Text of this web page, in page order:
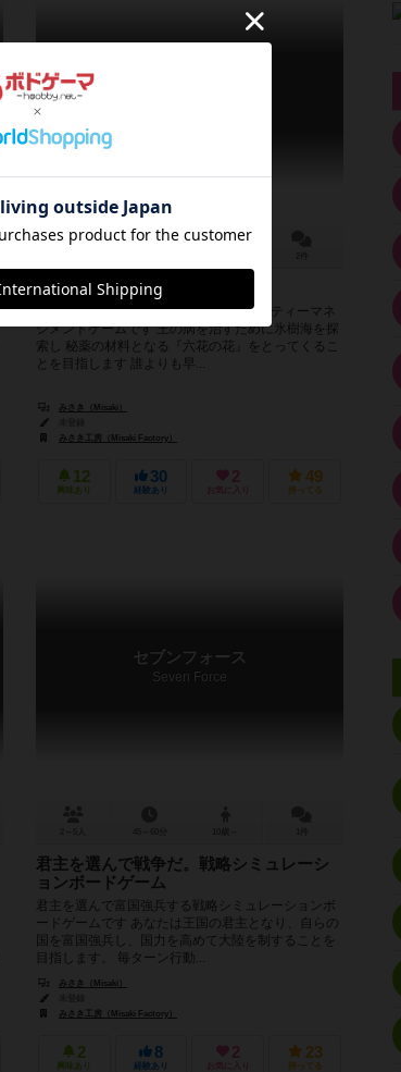
パーティーを作って冒険しよう
各々がパーティーを作って冒険するパーティーマネ
ジメントゲームです 王の病を治すために氷樹海を探
索し 秘薬の材料となる『六花の花』をとってくるこ
とを目指します 誰よりも早...
みさき（Misaki）
みさき工房（Misaki Factory）
12
興味あり
30
経験あり
2
お気に入り
49
持ってる
セブンフォース
Seven Force
君主を選んで戦争だ。戦略シミュレーシ
ョンボードゲーム
君主を選んで富国強兵する戦略シミュレーションボ
ードゲームです あなたは王国の君主となり、自らの
国を富国強兵し、国力を高めて大陸を制することを
目指します。 毎ターン行動...
みさき（Misaki）
みさき工房（Misaki Factory）
2
興味あり
8
経験あり
2
お気に入り
23
持ってる